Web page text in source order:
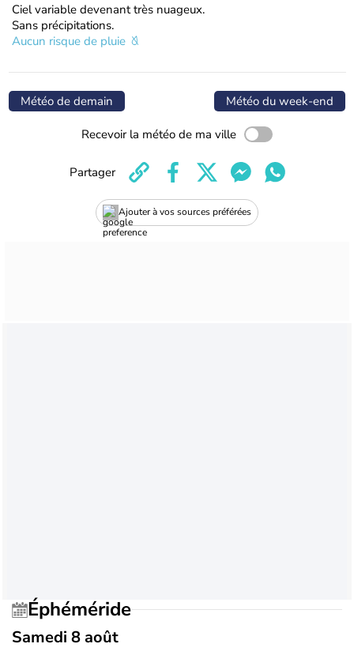
Ciel variable devenant très nuageux.
Sans précipitations.
Aucun risque de pluie
Météo de demain Météo du week-end
Recevoir la météo de ma ville
Ajouter à vos sources préférées
Partager
Éphéméride
Samedi 8 août